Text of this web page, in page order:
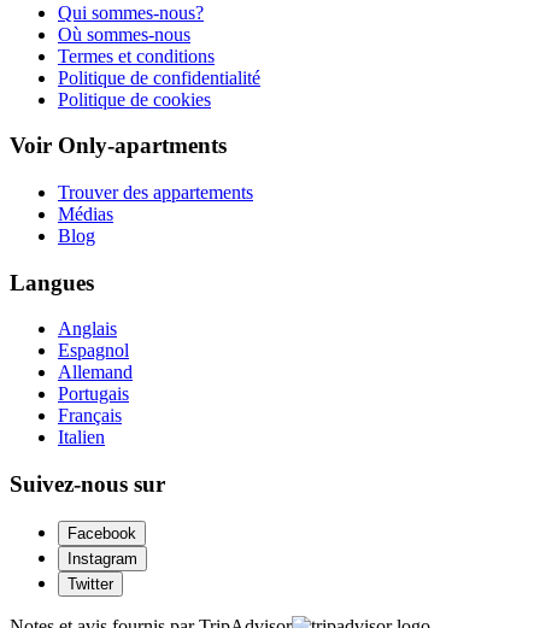
Qui sommes-nous?
Où sommes-nous
Termes et conditions
Politique de confidentialité
Politique de cookies
Voir Only-apartments
Trouver des appartements
Médias
Blog
Langues
Anglais
Espagnol
Allemand
Portugais
Français
Italien
Suivez-nous sur
Facebook
Instagram
Twitter